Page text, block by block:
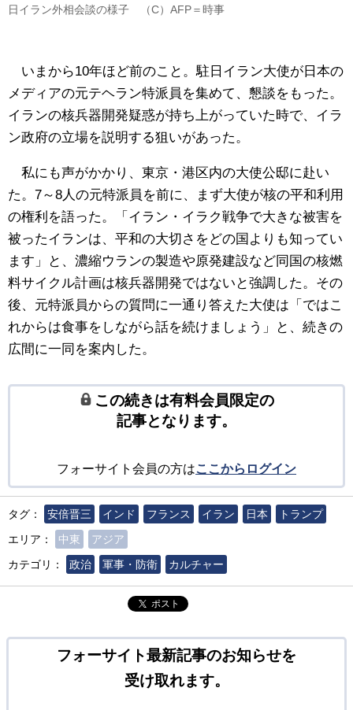
日イラン外相会談の様子 （C）AFP＝時事
いまから10年ほど前のこと。駐日イラン大使が日本の
メディアの元テヘラン特派員を集めて、懇談をもった。
イランの核兵器開発疑惑が持ち上がっていた時で、イラ
ン政府の立場を説明する狙いがあった。
私にも声がかかり、東京・港区内の大使公邸に赴い
た。7～8人の元特派員を前に、まず大使が核の平和利用
の権利を語った。「イラン・イラク戦争で大きな被害を
被ったイランは、平和の大切さをどの国よりも知ってい
ます」と、濃縮ウランの製造や原発建設など同国の核燃
料サイクル計画は核兵器開発ではないと強調した。その
後、元特派員からの質問に一通り答えた大使は「ではこ
れからは食事をしながら話を続けましょう」と、続きの
広間に一同を案内した。
この続きは有料会員限定の
記事となります。
フォーサイト会員の方はここからログイン
タグ： 安倍晋三 インド フランス イラン 日本
トランプ
エリア：
中東
アジア
カテゴリ：
政治 軍事・防衛 カルチャー
ポスト
フォーサイト最新記事のお知らせを
受け取れます。